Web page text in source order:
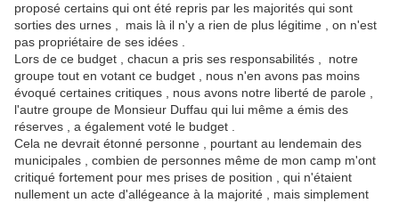
proposé certains qui ont été repris par les majorités qui sont
sorties des urnes , mais là il n'y a rien de plus légitime , on n'est
pas propriétaire de ses idées .
Lors de ce budget , chacun a pris ses responsabilités , notre
groupe tout en votant ce budget , nous n'en avons pas moins
évoqué certaines critiques , nous avons notre liberté de parole ,
l'autre groupe de Monsieur Duffau qui lui même a émis des
réserves , a également voté le budget .
Cela ne devrait étonné personne , pourtant au lendemain des
municipales , combien de personnes même de mon camp m'ont
critiqué fortement pour mes prises de position , qui n'étaient
nullement un acte d'allégeance à la majorité , mais simplement